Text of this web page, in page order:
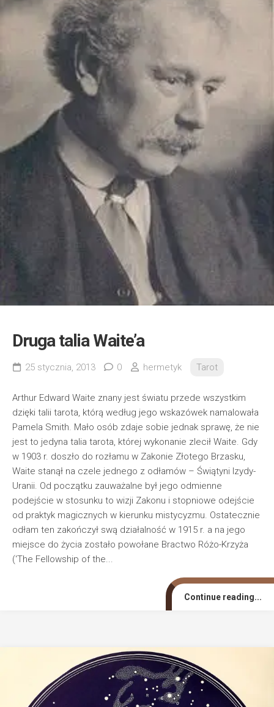
Druga talia Waite’a
25 stycznia, 2013 0 hermetyk Tarot
Arthur Edward Waite znany jest światu przede wszystkim
dzięki talii tarota, którą według jego wskazówek namalowała
Pamela Smith. Mało osób zdaje sobie jednak sprawę, że nie
jest to jedyna talia tarota, której wykonanie zlecił Waite. Gdy
w 1903 r. doszło do rozłamu w Zakonie Złotego Brzasku,
Waite stanął na czele jednego z odłamów – Świątyni Izydy-
Uranii. Od początku zauważalne był jego odmienne
podejście w stosunku to wizji Zakonu i stopniowe odejście
od praktyk magicznych w kierunku mistycyzmu. Ostatecznie
odłam ten zakończył swą działalność w 1915 r. a na jego
miejsce do życia zostało powołane Bractwo Różo-Krzyża
(‘The Fellowship of the...
Continue reading...